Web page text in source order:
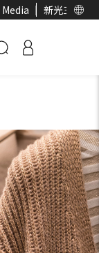
Media 新光三越官